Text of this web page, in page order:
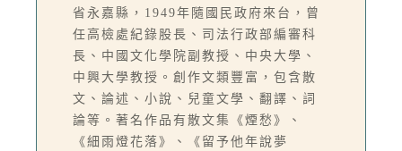
省永嘉縣，1949年隨國民政府來台，曾
任高檢處紀錄股長、司法行政部編審科
長、中國文化學院副教授、中央大學、
中興大學教授。創作文類豐富，包含散
文、論述、小說、兒童文學、翻譯、詞
論等。著名作品有散文集《煙愁》、
《細雨燈花落》、《留予他年說夢